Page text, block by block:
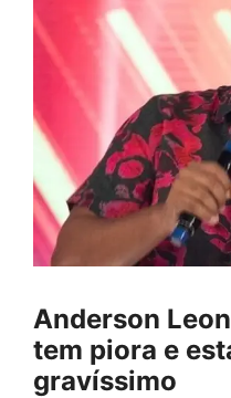
Anderson
tem piora e
gravíssimo